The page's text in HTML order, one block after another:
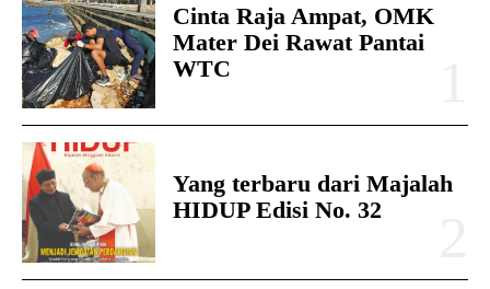
Cinta Raja Ampat, OMK
Mater Dei Rawat Pantai
WTC
Yang terbaru dari Majalah
HIDUP Edisi No. 32